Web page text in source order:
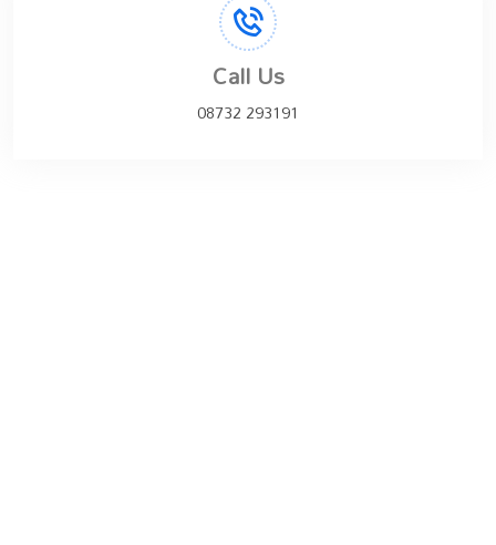
Call Us
08732 293191